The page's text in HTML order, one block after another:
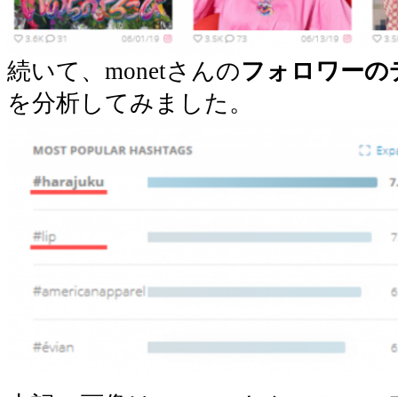
続いて、monetさんのフォロワー
を分析してみました。